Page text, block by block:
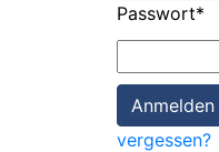
Passwort*
vergessen?